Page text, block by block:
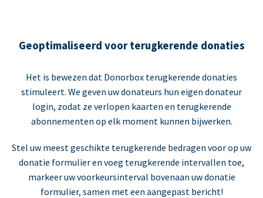
Geoptimaliseerd voor terugkerende donaties
Het is bewezen dat Donorbox terugkerende donaties
stimuleert. We geven uw donateurs hun eigen donateur
login, zodat ze verlopen kaarten en terugkerende
abonnementen op elk moment kunnen bijwerken.
Stel uw meest geschikte terugkerende bedragen voor op uw
donatie formulier en voeg terugkerende intervallen toe,
markeer uw voorkeursinterval bovenaan uw donatie
formulier, samen met een aangepast bericht!